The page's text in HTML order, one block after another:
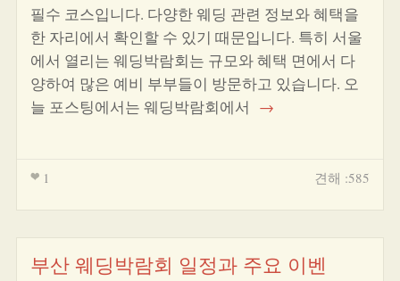
필수 코스입니다. 다양한 웨딩 관련 정보와 혜택을
한 자리에서 확인할 수 있기 때문입니다. 특히 서울
에서 열리는 웨딩박람회는 규모와 혜택 면에서 다
양하여 많은 예비 부부들이 방문하고 있습니다. 오
늘 포스팅에서는 웨딩박람회에서 →
1 견해 :585
부산 웨딩박람회 일정과 주요 이벤